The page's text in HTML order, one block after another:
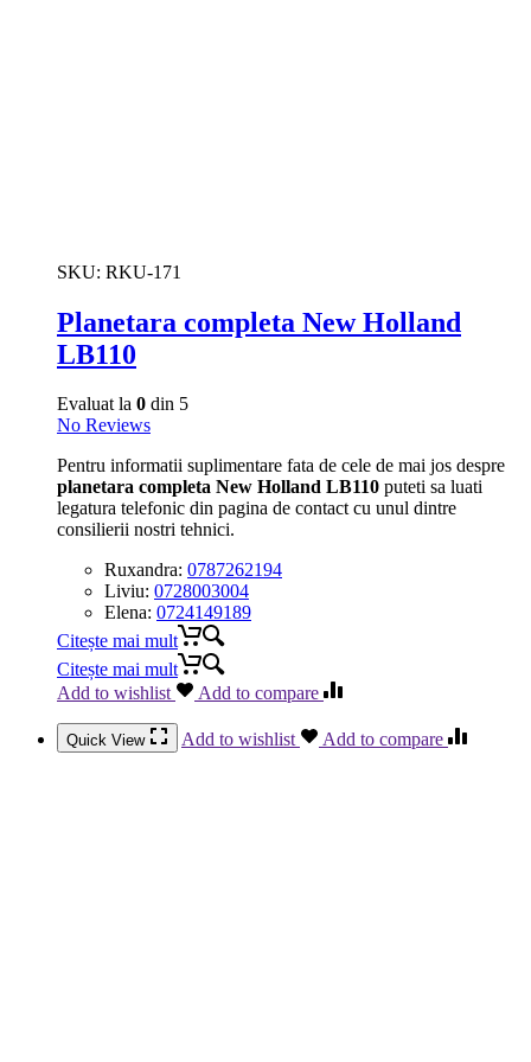
SKU: RKU-171
Planetara completa New Holland
LB110
Evaluat la 0 din 5
No Reviews
Pentru informatii suplimentare fata de cele de mai jos despre
planetara completa New Holland LB110 puteti sa luati
legatura telefonic din pagina de contact cu unul dintre
consilierii nostri tehnici.
Ruxandra: 0787262194
Liviu: 0728003004
Elena: 0724149189
Citește mai mult
Citește mai mult
Add to wishlist
Add to compare
Quick View Add to wishlist Add to compare